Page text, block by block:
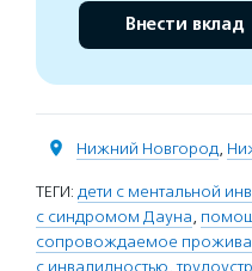
Внести вклад
Нижний Новгород,
ТЕГИ: дети с ментальной
с синдромом Дауна,
сопровождаемое
с инвалидностью,